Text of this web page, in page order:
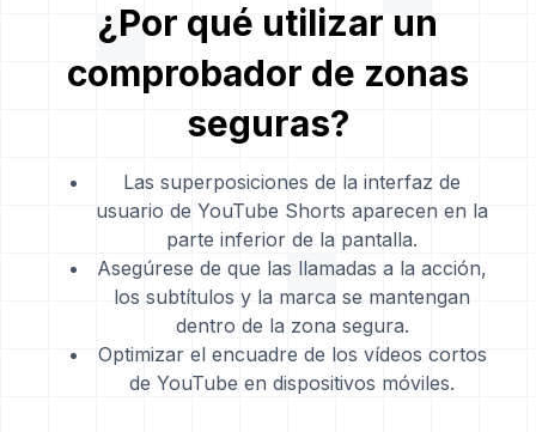
¿Por qué utilizar un
comprobador de zonas
seguras?
Las superposiciones de la interfaz de
usuario de YouTube Shorts aparecen en la
parte inferior de la pantalla.
Asegúrese de que las llamadas a la acción,
los subtítulos y la marca se mantengan
dentro de la zona segura.
Optimizar el encuadre de los vídeos cortos
de YouTube en dispositivos móviles.